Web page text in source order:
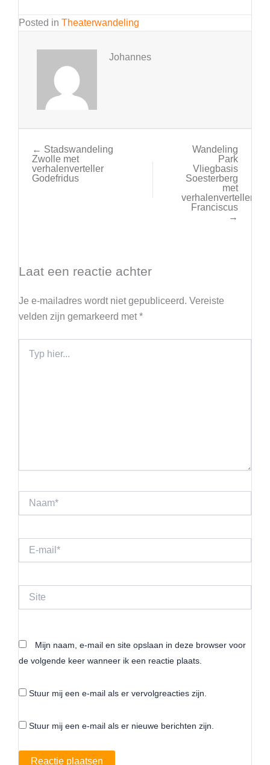
Posted in Theaterwandeling
Johannes
← Stadswandeling
Zwolle met
verhalenverteller
Godefridus
Wandeling
Park
Vliegbasis
Soesterberg
met
verhalenverteller
Franciscus
→
Laat een reactie achter
Je e-mailadres wordt niet gepubliceerd. Vereiste
velden zijn gemarkeerd met*
hier...
mail*
Mijn naam, e-mail en site opslaan in deze browser voor
de volgende keer wanneer ik een reactie plaats.
Stuur mij een e-mail als er vervolgreacties zijn.
Stuur mij een e-mail als er nieuwe berichten zijn.